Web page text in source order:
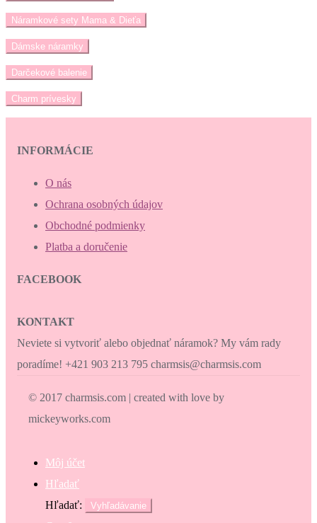
Náramkové sety Mama & Dieťa
Dámske náramky
Darčekové balenie
Charm prívesky
INFORMÁCIE
O nás
Ochrana osobných údajov
Obchodné podmienky
Platba a doručenie
FACEBOOK
KONTAKT
Neviete si vytvoriť alebo objednať náramok? My vám rady
poradíme! +421 903 213 795 charmsis@charmsis.com
© 2017 charmsis.com | created with love by
mickeyworks.com
Môj účet
Hľadať
Hľadať:
Vyhľadávanie